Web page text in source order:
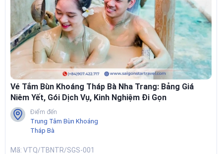
Vé Tắm Bùn Khoáng Tháp Bà Nha Trang: Bảng Giá
Niêm Yết, Gói Dịch Vụ, Kinh Nghiệm Đi Gọn
Điểm đến
Trung Tâm Bùn Khoáng
Tháp Bà
Mã: VTQ/TBNTR/SGS-001